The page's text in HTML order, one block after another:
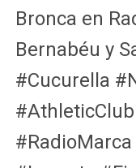
Bronca en
Bernabéu y
#Cucurella